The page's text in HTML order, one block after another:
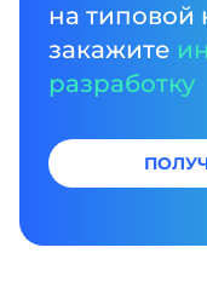
на типовой
закажите
разработку